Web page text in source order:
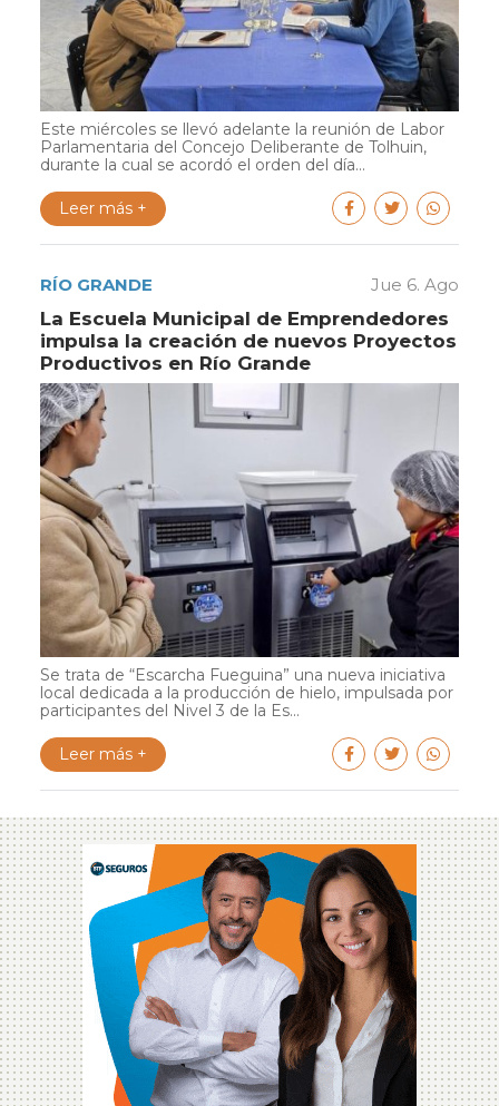
Este miércoles se llevó adelante la reunión de Labor
Parlamentaria del Concejo Deliberante de Tolhuin,
durante la cual se acordó el orden del día...
Leer más +
RÍO GRANDE Jue 6. Ago
La Escuela Municipal de Emprendedores
impulsa la creación de nuevos Proyectos
Productivos en Río Grande
Se trata de “Escarcha Fueguina” una nueva iniciativa
local dedicada a la producción de hielo, impulsada por
participantes del Nivel 3 de la Es...
Leer más +